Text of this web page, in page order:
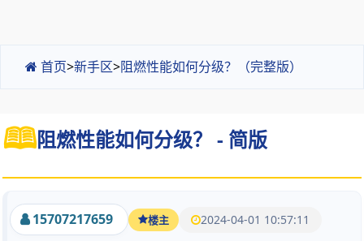
首页>新手区>阻燃性能如何分级？（完整版）
阻燃性能如何分级？ - 简版
15707217659 楼主 2024-04-01 10:57:11